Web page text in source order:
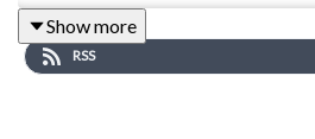
Puedes apoyar la realización de
suscripción. Más informaciónpor
Show more
RSS